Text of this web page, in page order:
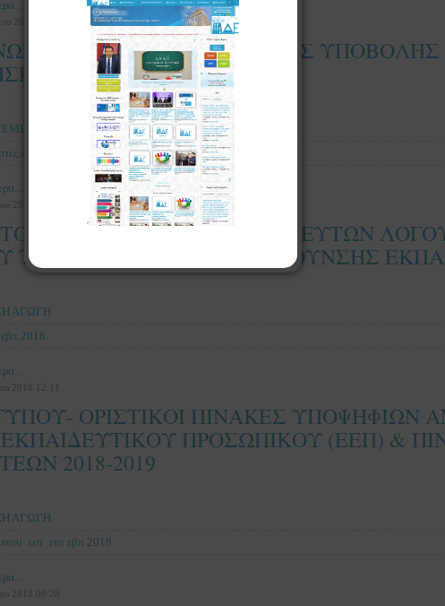
2018 11:35
ΥΠΟΧΡΕΩΣΗ ΟΡΙΣΤΙΚΗΣ ΥΠΟΒΟΛΗΣ
ΣΥΝΤΟΝΙΣΤΩΝ 2018
2018
εκπαιδευτικου εργου(σεε)
2018 14:42
ΚΕΝΑ ΠΕ21 ΘΕΡΑΠΕΥΤΩΝ
ΤΗΣ ΠΕΡΙΦΕΡΕΙΑΚΗΣ ΔΙΕΥΘΥΝΣΗΣ
ΑΓΩΓΗ
εβπ 2018
2018 12:11
ΟΡΙΣΤΙΚΟΙ ΠΙΝΑΚΕΣ ΥΠΟΨΗΦΙΩΝ
ΕΚΠΑΙΔΕΥΤΙΚΟΥ ΠΡΟΣΩΠΙΚΟΥ (ΕΕΠ) &
2018-2019
ΑΓΩΓΗ
εεπ εεπ εβπ 2018
2018 08:28